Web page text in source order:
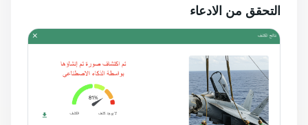
التحقق من الادعاء